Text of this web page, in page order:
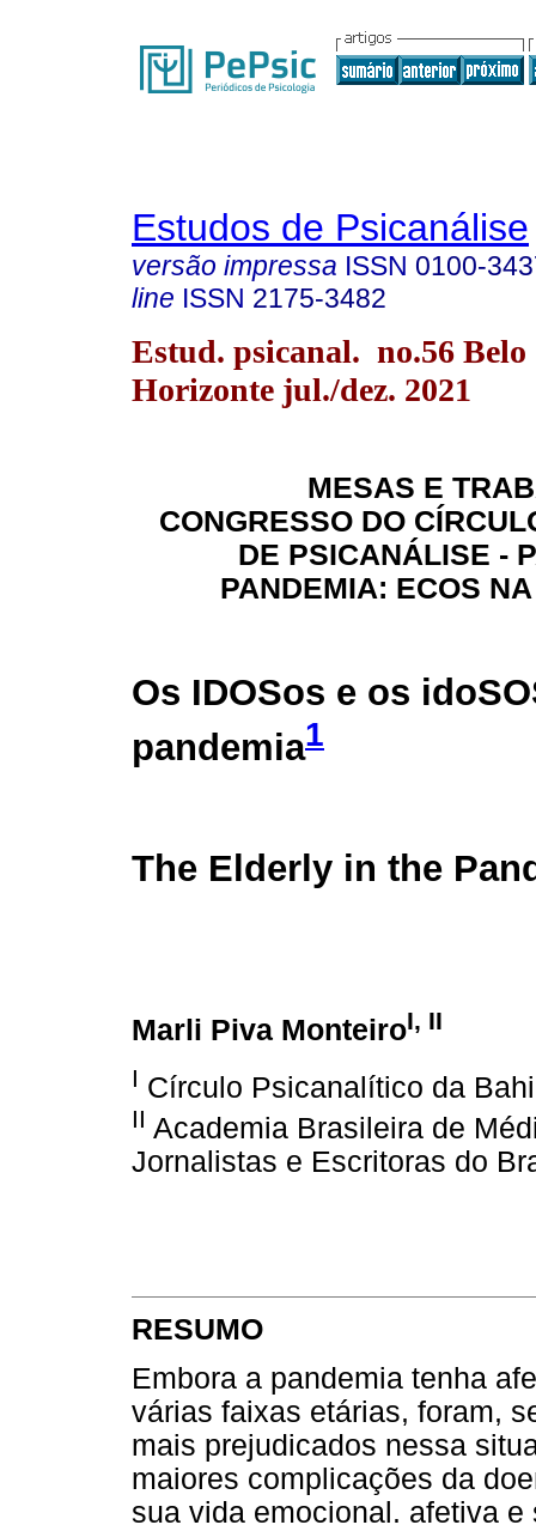
Estudos de Psicanálise
versão impressa ISSN 0100-
line ISSN 2175-3482
Estud. psicanal. no.56 Belo
Horizonte jul./dez. 2021
MESAS E
CONGRESSO DO
DE PSICANÁLISE -
PANDEMIA: ECOS
Os IDOSos e os
pandemia1
The Elderly in the
Marli Piva MonteiroI, II
I Círculo Psicanalítico da
II Academia Brasileira de
Jornalistas e Escritoras do
RESUMO
Embora a pandemia tenha
várias faixas etárias, foram,
mais prejudicados nessa
maiores complicações da
sua vida emocional. afetiva